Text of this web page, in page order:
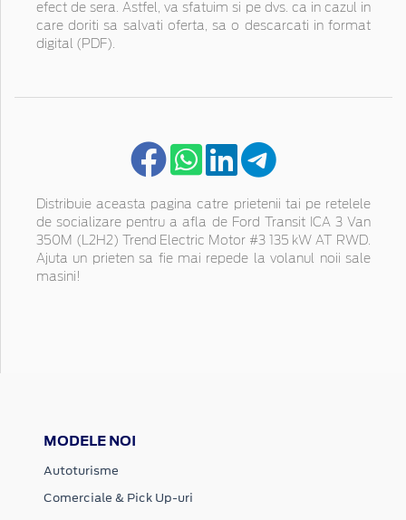
efect de sera. Astfel, va sfatuim si pe dvs. ca in cazul in
care doriti sa salvati oferta, sa o descarcati in format
digital (PDF).
Distribuie aceasta pagina catre prietenii tai pe retelele
de socializare pentru a afla de Ford Transit ICA 3 Van
350M (L2H2) Trend Electric Motor #3 135 kW AT RWD.
Ajuta un prieten sa fie mai repede la volanul noii sale
masini!
MODELE NOI
Autoturisme
Comerciale & Pick Up-uri